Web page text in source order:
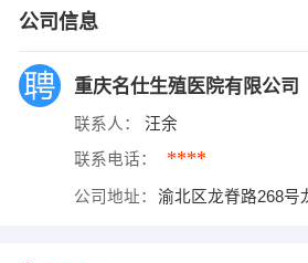
公司信息
重庆名仕生殖医院有限公司
联系人： 汪余
联系电话： ****
公司地址： 渝北区龙脊路268号